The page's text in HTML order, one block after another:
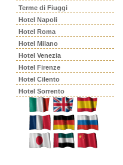
Terme di Fiuggi
Hotel Napoli
Hotel Roma
Hotel Milano
Hotel Venezia
Hotel Firenze
Hotel Cilento
Hotel Sorrento